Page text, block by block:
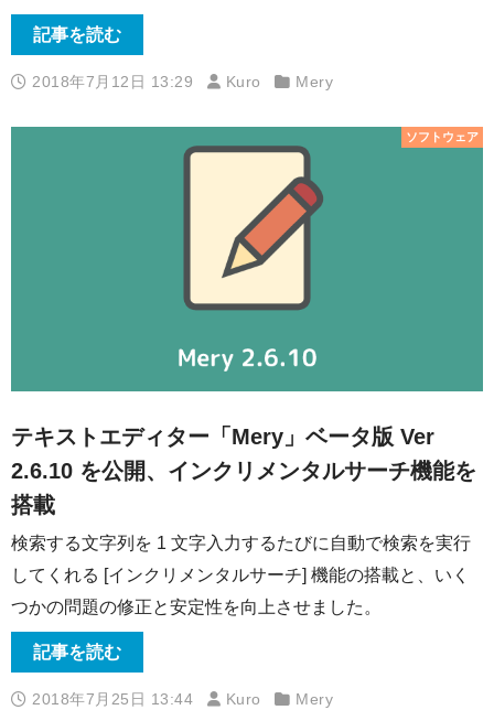
記事を読む
2018年7月12日 13:29 Kuro Mery
ソフトウェア
テキストエディター「Mery」ベータ版 Ver
2.6.10 を公開、インクリメンタルサーチ機能を
搭載
検索する文字列を 1 文字入力するたびに自動で検索を実行
してくれる [インクリメンタルサーチ] 機能の搭載と、いく
つかの問題の修正と安定性を向上させました。
記事を読む
2018年7月25日 13:44 Kuro Mery